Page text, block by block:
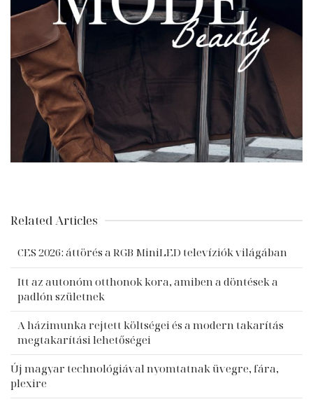
Related Articles
CES 2026: áttörés a RGB MiniLED televíziók világában
Itt az autonóm otthonok kora, amiben a döntések a
padlón születnek
A házimunka rejtett költségei és a modern takarítás
megtakarítási lehetőségei
Új magyar technológiával nyomtatnak üvegre, fára,
plexire